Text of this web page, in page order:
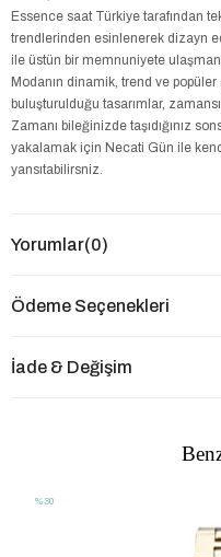
Essence saat Türkiye tarafından
trendlerinden esinlenerek dizayn
ile üstün bir memnuniyete
Modanın dinamik, trend ve
buluşturulduğu tasarımlar,
Zamanı bileğinizde taşıdığınız
yakalamak için Necati Gün ile
yansıtabilirsniz.
Yorumlar(0)
Ödeme Seçenekleri
İade & Değişim
%30